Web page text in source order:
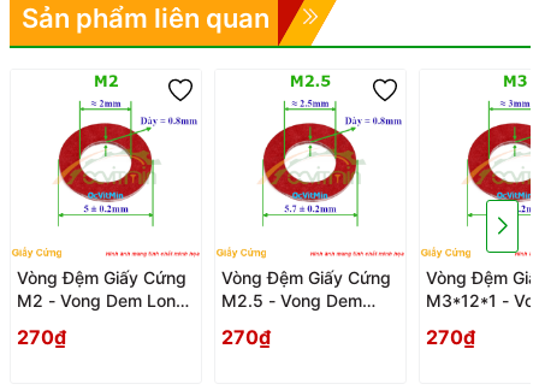
Sản phẩm liên quan
Vòng Đệm Giấy Cứng
M2 - Vong Dem Long
270₫
Vòng Đệm Giấy Cứng
M2.5 - Vong Dem
270₫
Vòng Đệm
M3*12*1 -
270₫